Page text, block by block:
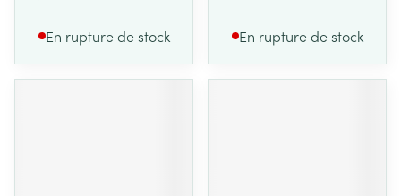
En rupture de stock En rupture de stock